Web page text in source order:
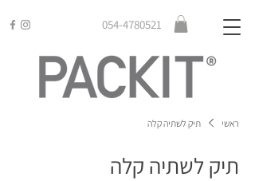
054-4780521
ראשי תיק לשתיה קלה
תיק לשתיה קלה